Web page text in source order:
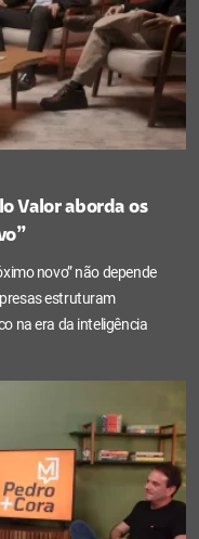
Valor aborda os
novo” não depende
estruturam
na era da inteligência